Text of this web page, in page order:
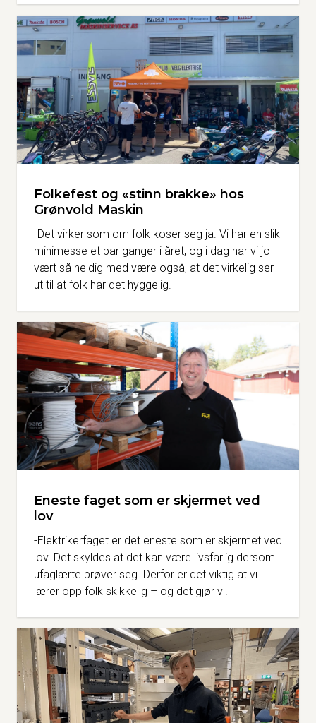
Folkefest og «stinn brakke» hos
Grønvold Maskin
-Det virker som om folk koser seg ja. Vi har en slik
minimesse et par ganger i året, og i dag har vi jo
vært så heldig med være også, at det virkelig ser
ut til at folk har det hyggelig.
Eneste faget som er skjermet ved
lov
-Elektrikerfaget er det eneste som er skjermet ved
lov. Det skyldes at det kan være livsfarlig dersom
ufaglærte prøver seg. Derfor er det viktig at vi
lærer opp folk skikkelig – og det gjør vi.